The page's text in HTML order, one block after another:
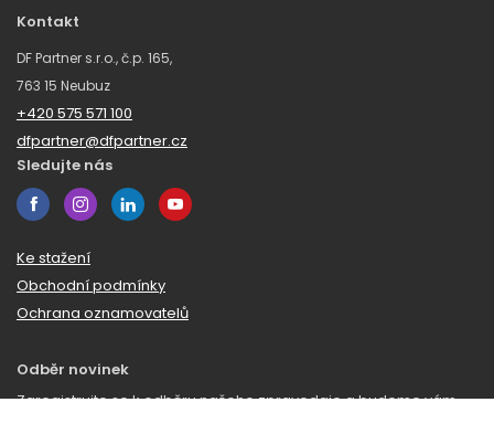
Kontakt
DF Partner s.r.o., č.p. 165,
763 15 Neubuz
+420 575 571 100
dfpartner@dfpartner.cz
Sledujte nás
Ke stažení
Obchodní podmínky
Ochrana oznamovatelů
Odběr novinek
Zaregistrujte se k odběru našeho zpravodaje a budeme vám